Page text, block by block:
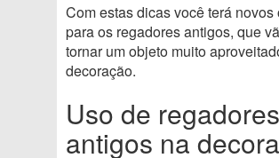
Com estas dicas você terá novos
para os regadores antigos, que
tornar um objeto muito
decoração.
Uso de regadores
antigos na